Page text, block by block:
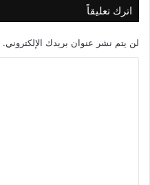
اترك تعليقاً
لن يتم نشر عنوان بريدك الإلكتروني.